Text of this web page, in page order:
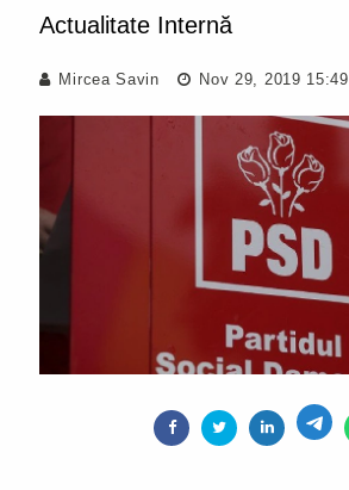
Actualitate Internă
Mircea Savin Nov 29, 2019 15:49